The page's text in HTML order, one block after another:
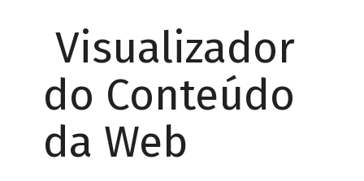
Visualizador
do Conteúdo
da Web